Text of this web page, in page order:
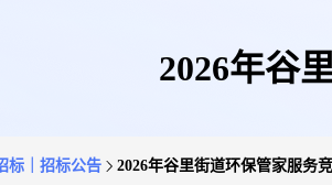
2026年谷
标｜招标公告 2026年谷里街道环保管家服务